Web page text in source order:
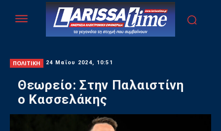
ΠΟΛΙΤΙΚΗ 24 Μαΐου 2024, 10:51
Θεωρείο: Στην Παλαιστίνη
ο Κασσελάκης